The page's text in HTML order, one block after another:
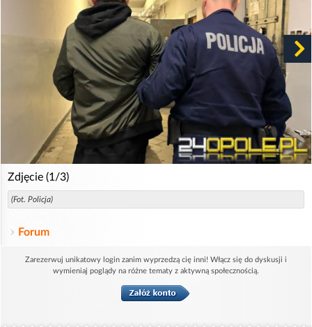
Zdjęcie (1/3)
(Fot. Policja)
Forum
Zarezerwuj unikatowy login zanim wyprzedzą cię inni! Włącz się do dyskusji i
wymieniaj poglądy na różne tematy z aktywną społecznością.